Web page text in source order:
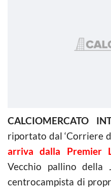
CALCIOMERCATO
riportato dal ‘Corriere
arriva dalla Premier
Vecchio pallino
centrocampista di